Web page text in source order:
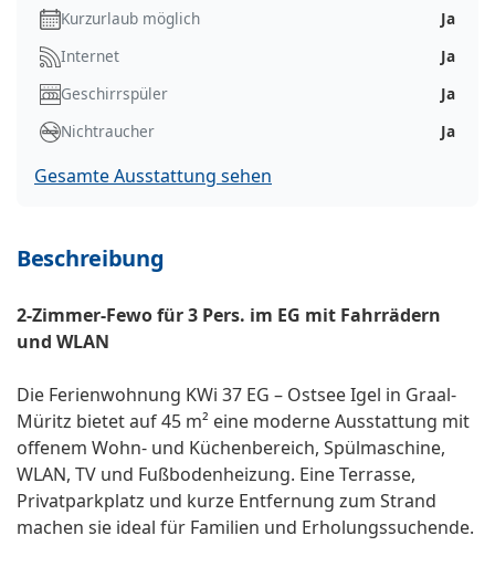
Kurzurlaub möglich
Ja
Internet
Ja
Geschirrspüler
Ja
Nichtraucher
Ja
Gesamte Ausstattung sehen
Beschreibung
2-Zimmer-Fewo für 3 Pers. im EG mit Fahrrädern
und WLAN
Die Ferienwohnung KWi 37 EG – Ostsee Igel in Graal-
Müritz bietet auf 45 m² eine moderne Ausstattung mit
offenem Wohn- und Küchenbereich, Spülmaschine,
WLAN, TV und Fußbodenheizung. Eine Terrasse,
Privatparkplatz und kurze Entfernung zum Strand
machen sie ideal für Familien und Erholungssuchende.